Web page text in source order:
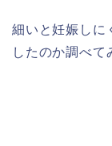
細いと妊娠しに
したのか調べて